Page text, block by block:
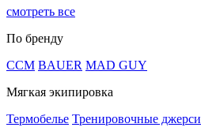
смотреть все
По бренду
CCM BAUER MAD GUY
Мягкая экипировка
Термобелье Тренировочные джерси